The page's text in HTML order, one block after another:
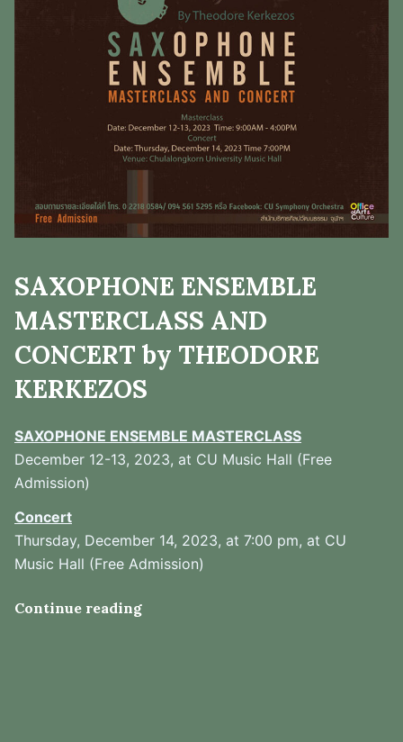
SAXOPHONE ENSEMBLE
MASTERCLASS AND
CONCERT by THEODORE
KERKEZOS
SAXOPHONE ENSEMBLE MASTERCLASS
December 12-13, 2023, at CU Music Hall (Free
Admission)
Concert
Thursday, December 14, 2023, at 7:00 pm, at CU
Music Hall (Free Admission)
Continue reading